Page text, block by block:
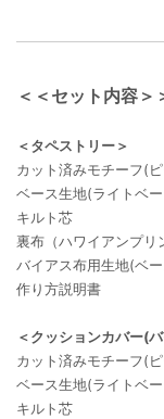
＜＜セット内容＞
＜タペストリー＞
カット済みモチーフ(
ベース生地(ライトベ
キルト芯
裏布（ハワイアンプリ
バイアス布用生地(ベ
作り方説明書
＜クッションカバー(
カット済みモチーフ(
ベース生地(ライトベ
キルト芯